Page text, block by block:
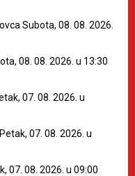
Subota, 08. 08. 2026.
08. 08. 2026. u 13:30
07. 08. 2026. u
07. 08. 2026. u
07. 08. 2026. u 09:00